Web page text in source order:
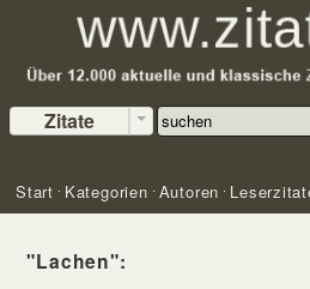
Zitate
Start Kategorien Autoren
"Lachen":